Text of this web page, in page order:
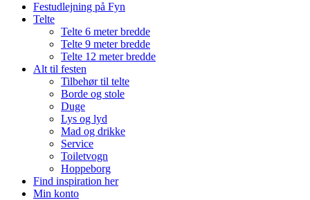
Festudlejning på Fyn
Telte
Telte 6 meter bredde
Telte 9 meter bredde
Telte 12 meter bredde
Alt til festen
Tilbehør til telte
Borde og stole
Duge
Lys og lyd
Mad og drikke
Service
Toiletvogn
Hoppeborg
Find inspiration her
Min konto